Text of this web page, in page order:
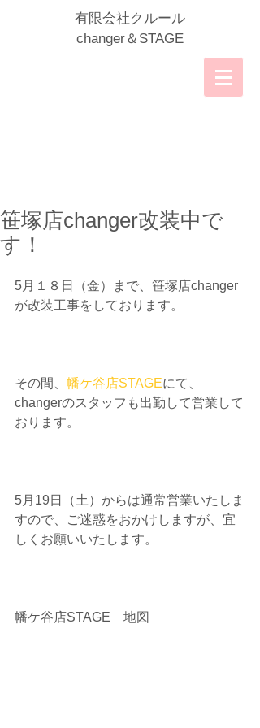
​有限会社クルール
​changer＆STAGE
笹塚店changer改装中で
す！
5月１８日（金）まで、笹塚店changer
が改装工事をしております。
その間、 幡ケ谷店STAGEにて、
changerのスタッフも出勤して営業して
おります。
5月19日（土）からは通常営業いたしま
すので、ご迷惑をおかけしますが、宜
しくお願いいたします。
幡ケ谷店STAGE　地図